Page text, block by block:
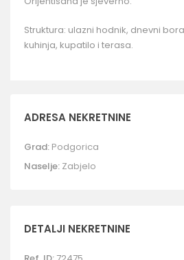
Struktura: ulazni hodnik, dnevni
kuhinja, kupatilo i terasa.
ADRESA NEKRETNINE
Grad: Podgorica
Naselje: Zabjelo
DETALJI NEKRETNINE